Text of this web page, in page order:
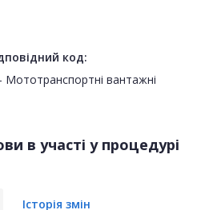
код:
вантажні
в участі у процедурі
Історія змін